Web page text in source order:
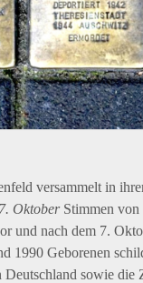
versammelt in
OktoberStimmen von
und nach dem 7.
1990 Geborenen
Deutschland sowie die